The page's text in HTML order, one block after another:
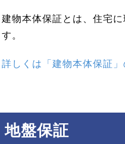
建物本体保証とは、住宅
す。
詳しくは「建物本体保証」
地盤保証